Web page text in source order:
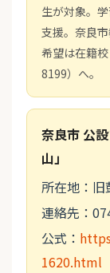
生が対象。
支援。奈良
希望は在籍
8199）へ。
奈良市 公
山」
所在地：旧
連絡先：
公式：
1620.html